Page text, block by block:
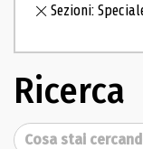
Sezioni:
Ricerca
Cerca